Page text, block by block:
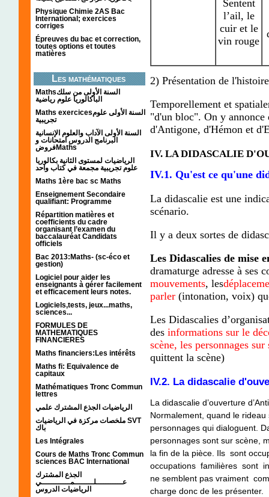
Physique Chimie 2AS Bac
International; exercices
corriges
Épreuves du bac et correction,
toutes options et toutes
matières
Les mathématiques
Mathsالسنة الأولى من سلك
الباكالوريا علوم رياضية
Maths exercicesالسنة الأولى علوم
تجريبية
السنة الأولى الآداب والعلوم الإنسانية
البرنامج الدروس امتحانات و
فروضMaths
الرياضيات لمستوى الثانية بكالوريا
علوم تجريبية مجمعة في كتاب واحد
Maths 1ère bac sc Maths
Enseignement Secondaire
qualifiant: Programme
Répartition matières et
coefficients du cadre
organisant l’examen du
baccalauréat Candidats
officiels
Bac 2013:Maths- (sc-éco et
gestion)
Logiciel pour aider les
enseignants à gérer facilement
et efficacement leurs notes.
Logiciels,tests, jeux...maths,
sciences...
FORMULES DE
MATHEMATIQUES
FINANCIERES
Maths financiers:Les intérêts
Maths fi: Equivalence de
capitaux
Mathématiques Tronc Commun
lettres
الرياضيات الجذع المشترك علمي
ملخصات مركزة في الرياضيات SVT
باك
Les Intégrales
Cours de Maths Tronc Commun
sciences BAC International
الجذع المشترك
عـــــــــــلــــــــمــــــــــــي
الرياضيات الدروس
Sentent
l’ail, le
cuir et le
vin rouge
2) Présentation de
Temporellement et
"d'un bloc". On y annonce
d'Antigone, d'Hémon et
IV. LA DIDASCALIE
IV.1. Qu'est ce qu'une
La didascalie est une
scénario.
Il y a deux sortes de
Les Didascalies de mise
dramaturge adresse à ses
mouvements, les
parler (intonation, voix)
Les Didascalies
des informations sur le
scène, les personnages sur
quittent la scène)
IV.2. La didascalie
La didascalie d’ouverture
Normalement, quand le rideau
personnages qui dialoguent.
personnages sont sur scène,
la fin de la pièce. Ils sont
occupations familières sont
ne semblent pas vraiment
charge donc de les présenter.